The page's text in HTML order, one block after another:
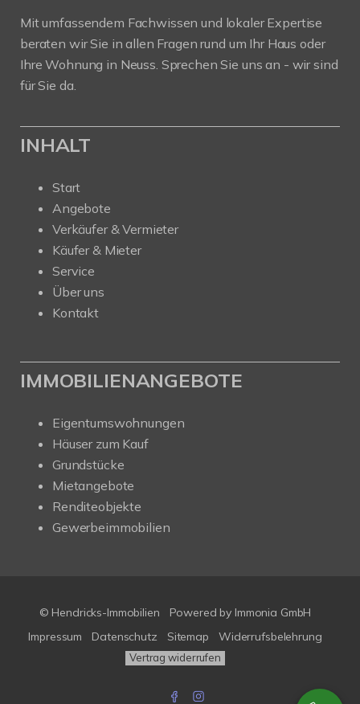
Mit umfassendem Fachwissen und lokaler Expertise
beraten wir Sie in allen Fragen rund um Ihr Haus oder
Ihre Wohnung in Neuss. Sprechen Sie uns an - wir sind
für Sie da.
INHALT
Start
Angebote
Verkäufer & Vermieter
Käufer & Mieter
Service
Über uns
Kontakt
IMMOBILIENANGEBOTE
Eigentumswohnungen
Häuser zum Kauf
Grundstücke
Mietangebote
Renditeobjekte
Gewerbeimmobilien
© Hendricks-Immobilien
Powered by Immonia GmbH
Impressum
Datenschutz Sitemap Widerrufsbelehrung
Vertrag widerrufen